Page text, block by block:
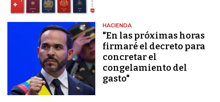
HACIENDA
"En las próximas horas
firmaré el decreto para
concretar el
congelamiento del
gasto"